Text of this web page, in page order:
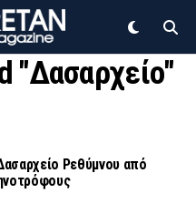
"Δασαρχείο"
Ρεθύμνου από